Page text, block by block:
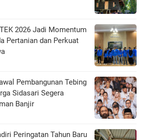
2026 Jadi Momentum
Pertanian dan Perkuat
Pembangunan Tebing
Sidasari Segera
Banjir
Peringatan Tahun Baru